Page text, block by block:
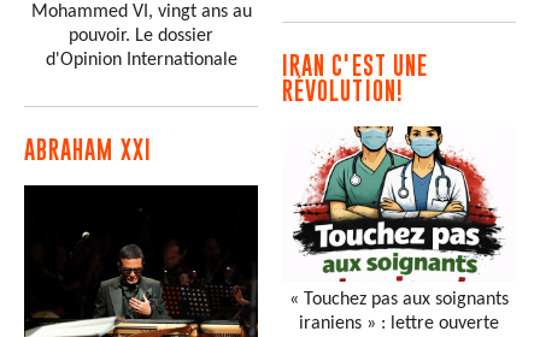
Mohammed VI, vingt ans au
pouvoir. Le dossier
d'Opinion Internationale
ABRAHAM XXI
IRAN C'EST UNE
RÉVOLUTION!
« Touchez pas aux soignants
iraniens » : lettre ouverte